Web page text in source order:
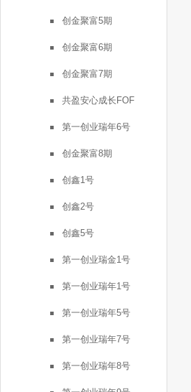
创金聚富5期
创金聚富6期
创金聚富7期
共盈安心成长FOF
第一创业瑞年6号
创金聚富8期
创鑫1号
创鑫2号
创鑫5号
第一创业瑞金1号
第一创业瑞年1号
第一创业瑞年5号
第一创业瑞年7号
第一创业瑞年8号